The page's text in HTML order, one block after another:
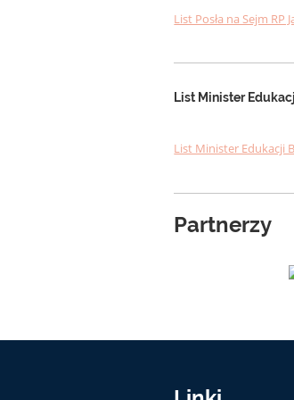
List Posła na Sejm
List Minister
List Minister Edukacji
Partnerzy